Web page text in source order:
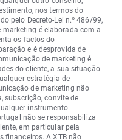
nos termos do
pelo Decreto-Lei n.º 486/99,
é elaborada com a
os factos do
e é desprovida de
de marketing é
do cliente, a sua situação
estratégia de
de marketing não
subscrição, convite de
instrumento
não se responsabiliza
em particular pela
financeiros. A XTB não